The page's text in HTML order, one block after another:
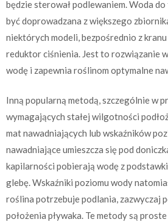
będzie sterował podlewaniem. Woda
być doprowadzana z większego
niektórych modeli, bezpośrednio z
reduktor ciśnienia. Jest to rozwiązanie
wodę i zapewnia roślinom optymalne
Inną popularną metodą, szczególnie w
wymagających stałej wilgotności
mat nawadniających lub wskaźników
nawadniające umieszcza się pod
kapilarności pobierają wodę z
glebę. Wskaźniki poziomu wody
roślina potrzebuje podlania, zazwyczaj
położenia pływaka. Te metody są